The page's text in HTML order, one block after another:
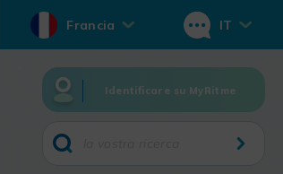
Francia IT
Identificare su MyRitme